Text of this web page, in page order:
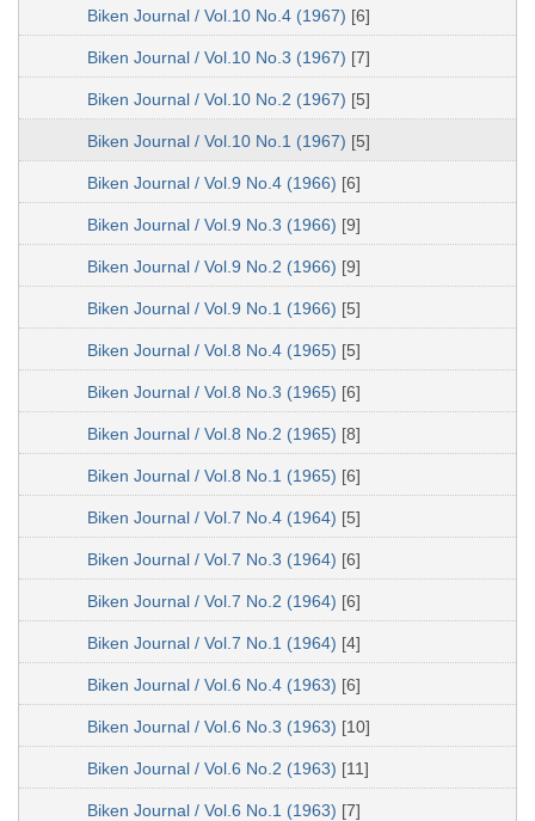
Biken Journal / Vol.10 No.4 (1967) [6]
Biken Journal / Vol.10 No.3 (1967) [7]
Biken Journal / Vol.10 No.2 (1967) [5]
Biken Journal / Vol.10 No.1 (1967) [5]
Biken Journal / Vol.9 No.4 (1966) [6]
Biken Journal / Vol.9 No.3 (1966) [9]
Biken Journal / Vol.9 No.2 (1966) [9]
Biken Journal / Vol.9 No.1 (1966) [5]
Biken Journal / Vol.8 No.4 (1965) [5]
Biken Journal / Vol.8 No.3 (1965) [6]
Biken Journal / Vol.8 No.2 (1965) [8]
Biken Journal / Vol.8 No.1 (1965) [6]
Biken Journal / Vol.7 No.4 (1964) [5]
Biken Journal / Vol.7 No.3 (1964) [6]
Biken Journal / Vol.7 No.2 (1964) [6]
Biken Journal / Vol.7 No.1 (1964) [4]
Biken Journal / Vol.6 No.4 (1963) [6]
Biken Journal / Vol.6 No.3 (1963) [10]
Biken Journal / Vol.6 No.2 (1963) [11]
Biken Journal / Vol.6 No.1 (1963) [7]